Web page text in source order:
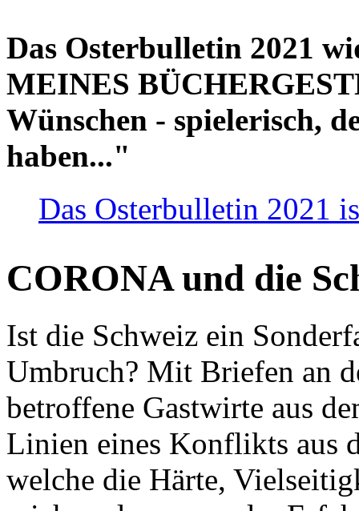
Das Osterbulletin 2021
MEINES
Wünschen - spielerisch,
haben..."
Das Osterbulletin 2021
CORONA und die
Ist die Schweiz ein
Umbruch? Mit Briefen an
betroffene Gastwirte aus
Linien eines Konflikts aus
welche die Härte,